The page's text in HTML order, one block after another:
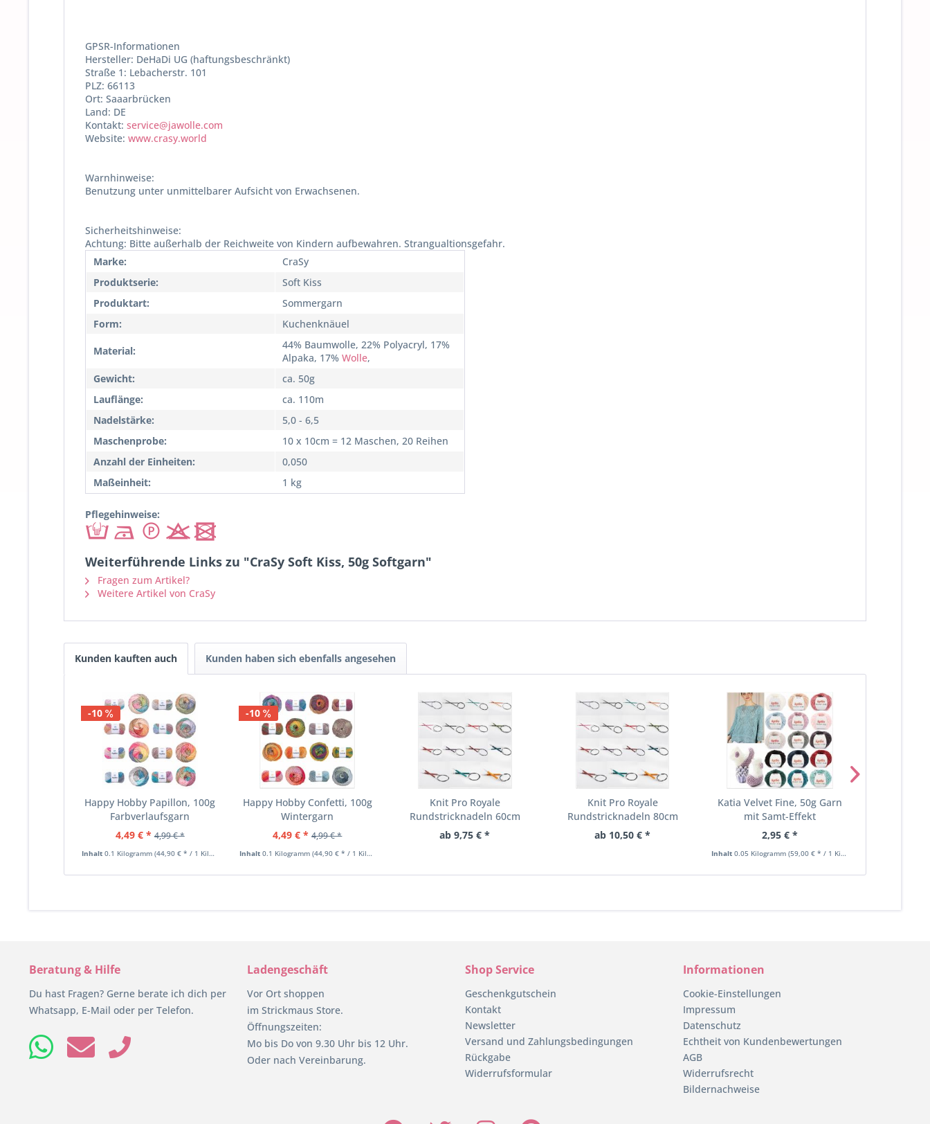
GPSR-Informationen
Hersteller: DeHaDi UG (haftungsbeschränkt)
Straße 1: Lebacherstr. 101
PLZ: 66113
Ort: Saaarbrücken
Land: DE
Kontakt: service@jawolle.com
Website: www.crasy.world
Warnhinweise:
Benutzung unter unmittelbarer Aufsicht von Erwachsenen.
Sicherheitshinweise:
Achtung: Bitte außerhalb der Reichweite von Kindern aufbewahren. Strangualtionsgefahr.
Marke:
CraSy
Produktserie:
Soft Kiss
Produktart:
Sommergarn
Form:
Kuchenknäuel
Material:
44% Baumwolle, 22% Polyacryl, 17%
Alpaka, 17% Wolle,
Gewicht:
ca. 50g
Lauflänge:
ca. 110m
Nadelstärke:
5,0 - 6,5
Maschenprobe:
10 x 10cm = 12 Maschen, 20 Reihen
Anzahl der Einheiten:
0,050
Maßeinheit:
1 kg
Pflegehinweise:
Weiterführende Links zu "CraSy Soft Kiss, 50g Softgarn"
Fragen zum Artikel?
Weitere Artikel von CraSy
Kunden kauften auch Kunden haben sich ebenfalls angesehen
-10
Happy Hobby Papillon, 100g
Farbverlaufsgarn
4,49 € * 4,99 € *
Inhalt 0.1 Kilogramm (44,90 € * / 1 Kilogramm)
-10
Happy Hobby Confetti, 100g
Wintergarn
4,49 € * 4,99 € *
Inhalt 0.1 Kilogramm (44,90 € * / 1 Kilogramm)
Knit Pro Royale
Rundstricknadeln 60cm
Länge in...
ab 9,75 € *
Knit Pro Royale
Rundstricknadeln 80cm
Länge in...
ab 10,50 € *
Katia Velvet Fine, 50g Garn
mit Samt-Effekt
2,95 € *
Inhalt0.05 Kilogramm(59,00 € * / 1 Kilogramm)
Beratung & Hilfe
Du hast Fragen? Gerne berate ich dich per
Whatsapp, E-Mail oder per Telefon.
Ladengeschäft
Vor Ort shoppen
im Strickmaus Store.
Öffnungszeiten:
Mo bis Do von 9.30 Uhr bis 12 Uhr.
Oder nach Vereinbarung.
Shop Service
Geschenkgutschein
Kontakt
Newsletter
Versand und Zahlungsbedingungen
Rückgabe
Widerrufsformular
Informationen
Cookie-Einstellungen
Impressum
Datenschutz
Echtheit von Kundenbewertungen
AGB
Widerrufsrecht
Bildernachweise